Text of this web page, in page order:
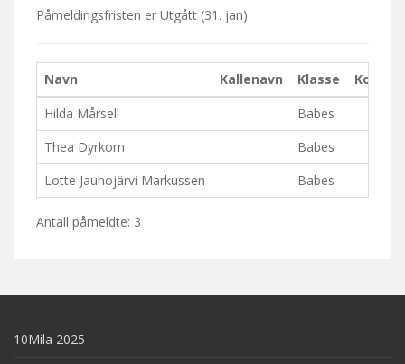
Påmeldingsfristen er Utgått (31. jan)
Navn Kallenavn Klasse
Hilda Mårsell
Babes
Thea Dyrkorn
Babes
Lotte Jauhojärvi Markussen
Babes
Antall påmeldte: 3
10Mila 2025